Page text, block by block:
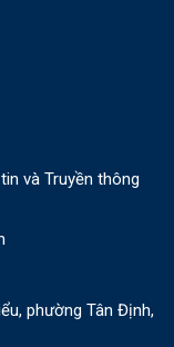
và Truyền thông
phường Tân Định,